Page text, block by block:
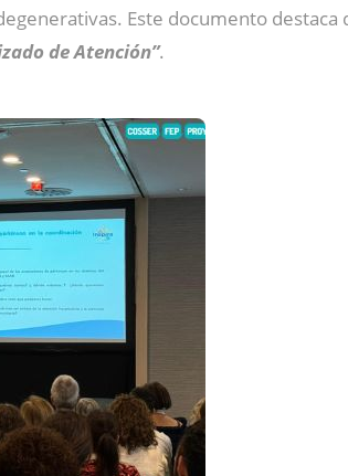
Este documento destaca
de Atención”.